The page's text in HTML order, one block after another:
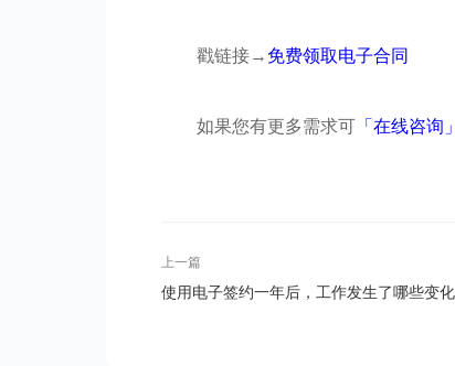
戳链接→ 免费领取电子合同
如果您有更多需求可 「在线咨询」
上一篇
使用电子签约一年后，工作发生了哪些变化